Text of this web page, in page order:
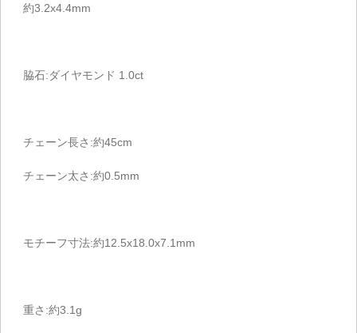
約3.2x4.4mm
脇石:ダイヤモンド 1.0ct
チェーン長さ:約45cm
チェーン太さ:約0.5mm
モチーフ寸法:約12.5x18.0x7.1mm
重さ:約3.1g